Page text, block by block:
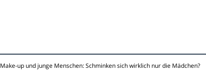
Make-up und junge Menschen: Schminken sich wirklich nur die Mädchen?